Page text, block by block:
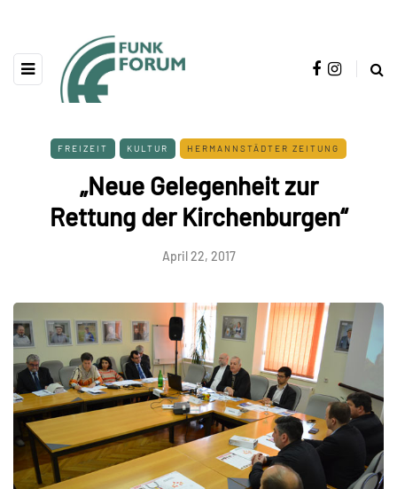
FREIZEIT KULTUR HERMANNSTÄDTER ZEITUNG
„Neue Gelegenheit zur
Rettung der Kirchenburgen“
April 22, 2017